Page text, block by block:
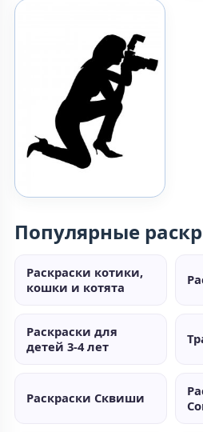
Популярные
Раскраски котики,
кошки и котята
Раскраски для
детей 3-4 лет
Раскраски Сквиши